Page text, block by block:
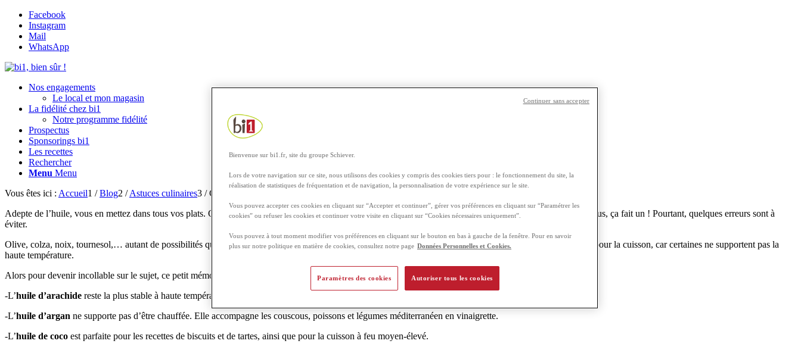
Facebook
Instagram
Mail
WhatsApp
Nos engagements
Le local et mon magasin
La fidélité chez bi1
Notre programme fidélité
Prospectus
Sponsorings bi1
Les recettes
Rechercher
Menu Menu
Vous êtes ici : Accueil1 / Blog2 / Astuces culinaires3 / Choisir son huile selon son utilité
Adepte de l’huile, vous en mettez dans tous vos plats. Que ce soit pour faire revenir des oignons, ou tout simplement pour assaisonner une salade, l’huile et vous, ça fait un ! Pourtant, quelques erreurs sont à
éviter.
Olive, colza, noix, tournesol,… autant de possibilités que de faux pas possibles. L’huile s’utilise pour de nombreux plats, mais toutes ne sont pas à privilégier pour la cuisson, car certaines ne supportent pas la
haute température.
Alors pour devenir incollable sur le sujet, ce petit mémo devrez vous faciliter la vie.
-L’huile d’arachide reste la plus stable à haute température, elle est à privilégier pour les fritures.
-L’huile d’argan ne supporte pas d’être chauffée. Elle accompagne les couscous, poissons et légumes méditerranéen en vinaigrette.
-L’huile de coco est parfaite pour les recettes de biscuits et de tartes, ainsi que pour la cuisson à feu moyen-élevé.
Bienvenue sur bi1.fr, site du groupe Schiever.
Lors de votre navigation sur ce site, nous utilisons des cookies y compris des cookies tiers pour : le fonctionnement du site, la
réalisation de statistiques de fréquentation et de navigation, la personnalisation de votre expérience sur le site.
Vous pouvez accepter ces cookies en cliquant sur “Accepter et continuer”, gérer vos préférences en cliquant sur “Paramétrer les
cookies” ou refuser les cookies et continuer votre visite en cliquant sur “Cookies nécessaires uniquement”.
Vous pouvez à tout moment modifier vos préférences en cliquant sur le bouton en bas à gauche de la fenêtre. Pour en savoir
plus sur notre politique en matière de cookies, consultez notre page Données Personnelles et Cookies.
Autoriser tous les cookies
Paramètres des cookies
Continuer sans accepter